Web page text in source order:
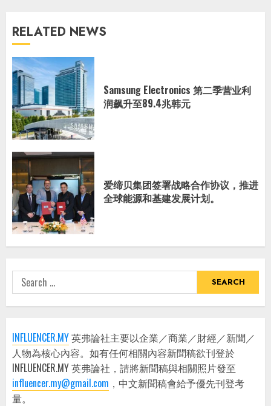
RELATED NEWS
Samsung Electronics 第二季营业利
润飙升至89.4兆韩元
爱缔贝集团签署战略合作协议，推进
全球能源和基建发展计划。
Search
for:
INFLUENCER.MY英弗論社主要以企業／商業／財經／新聞／
人物為核心內容。如有任何相關內容新聞稿欲刊登於
INFLUENCER.MY 英弗論社，請將新聞稿與相關照片發至
influencer.my@gmail.com ，中文新聞稿會給予優先刊登考
量。